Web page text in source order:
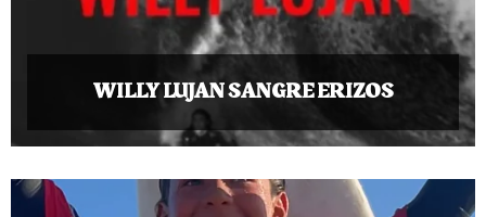
WILLY LUJAN SANGRE ERIZOS